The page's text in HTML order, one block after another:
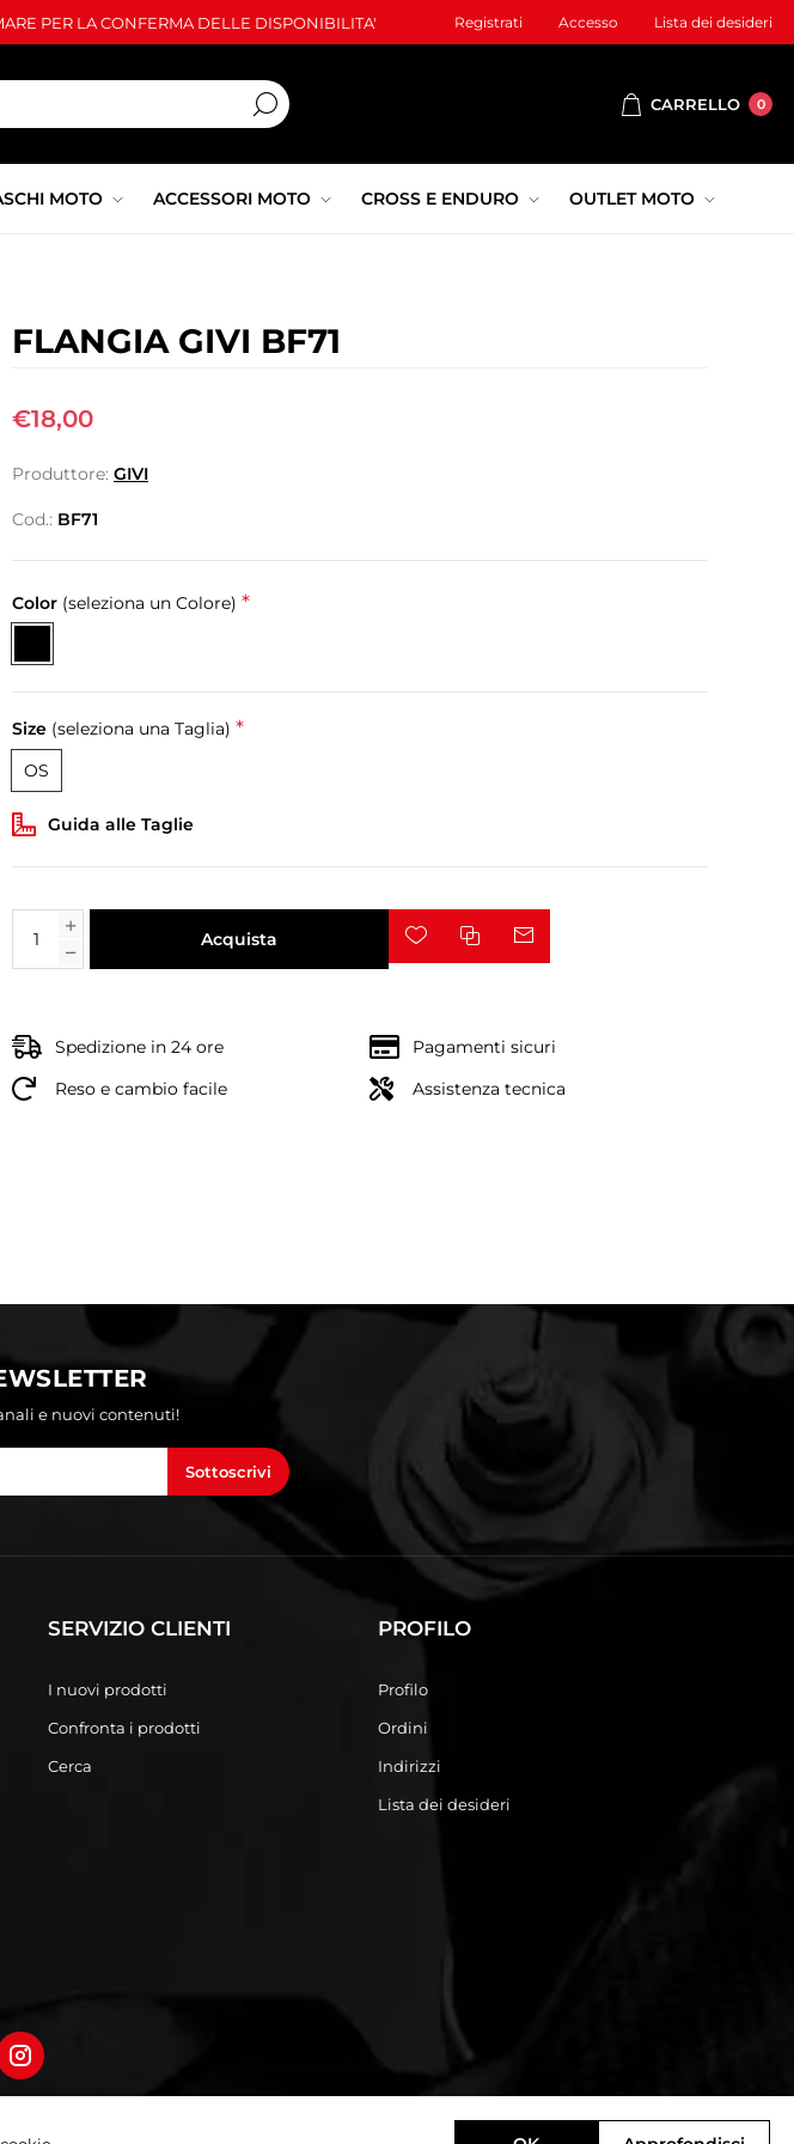
PER LA CONFERMA DELLE DISPONIBILITA' Registrati Accesso Lista dei desideri
CARRELLO 0
MOTO ACCESSORI MOTO CROSS E ENDURO OUTLET MOTO
FLANGIA GIVI BF71
€18,00
Produttore: GIVI
Cod.: BF71
Color (seleziona un Colore) *
Size (seleziona una Taglia) *
OS
Guida alle Taglie
Acquista
Spedizione in 24 ore
Pagamenti sicuri
Reso e cambio facile
Assistenza tecnica
e nuovi contenuti!
Sottoscrivi
SERVIZIO CLIENTI
I nuovi prodotti
Confronta i prodotti
Cerca
PROFILO
Profilo
Ordini
Indirizzi
Lista dei desideri